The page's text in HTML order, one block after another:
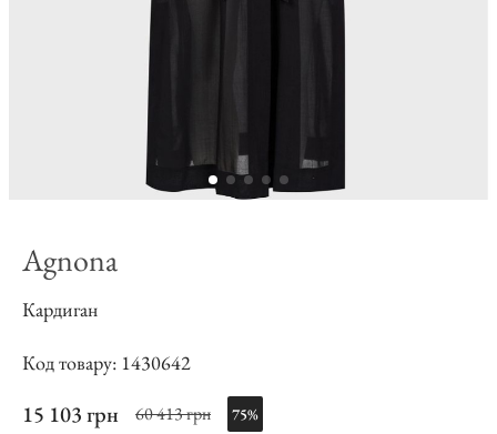
Agnona
Кардиган
Код товару: 1430642
15 103 грн 60 413 грн 75%